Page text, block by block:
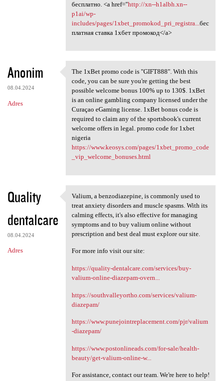
бесплатно. <a href="http://xn--h1albh.xn--
p1ai/wp-
includes/pages/1xbet_promokod_pri_registra... бес
платная ставка 1хбет промокод</a>
Anonim
08.04.2024
Adres
The 1xBet promo code is
The 1xBet promo code is "GIFT888". With this
code, you can be sure you're getting the best
possible welcome bonus 100% up to 130$. 1xBet
is an online gambling company licensed under the
Curaçao eGaming license. 1xBet bonus code is
required to claim any of the sportsbook's current
welcome offers in legal. promo code for 1xbet
nigeria
https://www.keosys.com/pages/1xbet_promo_code
_vip_welcome_bonuses.html
Quality
dentalcare
08.04.2024
Adres
Valium, a benzodiazepine, is
Valium, a benzodiazepine, is commonly used to
treat anxiety disorders and muscle spasms. With its
calming effects, it's also effective for managing
symptoms and to buy valium online without
prescription and best deal must explore our site.
For more info visit our site:
https://quality-dentalcare.com/services/buy-
valium-online-diazepam-overn...
https://southvalleyortho.com/services/valium-
diazepam/
https://www.punejointreplacement.com/pjr/valium
-diazepam/
https://www.postonlineads.com/for-sale/health-
beauty/get-valium-online-w...
For assistance, contact our team. We're here to help!